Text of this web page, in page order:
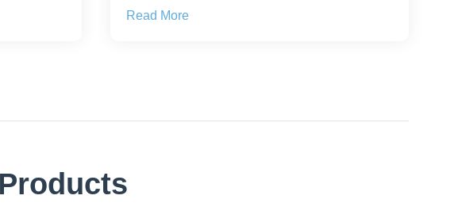
Read More